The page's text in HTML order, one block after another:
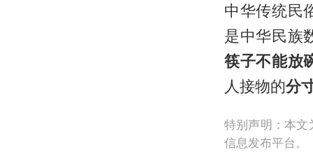
中华传统民
是中华民族
筷子不能放
人接物的分
特别声明：本文
信息发布平台。